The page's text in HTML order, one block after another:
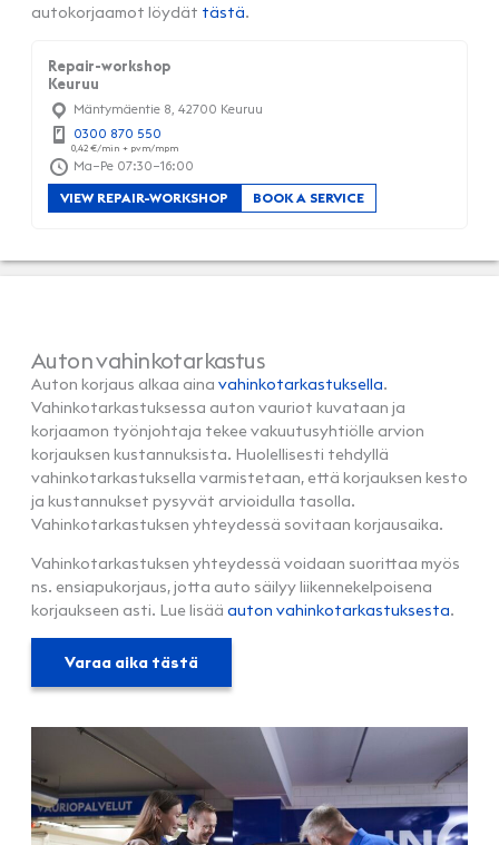
autokorjaamot löydät tästä.
Repair-workshop
Keuruu
Mäntymäentie 8, 42700 Keuruu
0300 870 550
Ma–Pe 07:30–16:00
VIEW REPAIR-WORKSHOP BOOK A SERVICE
Auton vahinkotarkastus
Auton korjaus alkaa aina vahinkotarkastuksella.
Vahinkotarkastuksessa auton vauriot kuvataan ja
korjaamon työnjohtaja tekee vakuutusyhtiölle arvion
korjauksen kustannuksista. Huolellisesti tehdyllä
vahinkotarkastuksella varmistetaan, että korjauksen kesto
ja kustannukset pysyvät arvioidulla tasolla.
Vahinkotarkastuksen yhteydessä sovitaan korjausaika.
Vahinkotarkastuksen yhteydessä voidaan suorittaa myös
ns. ensiapukorjaus, jotta auto säilyy liikennekelpoisena
korjaukseen asti. Lue lisää auton vahinkotarkastuksesta.
Varaa aika tästä